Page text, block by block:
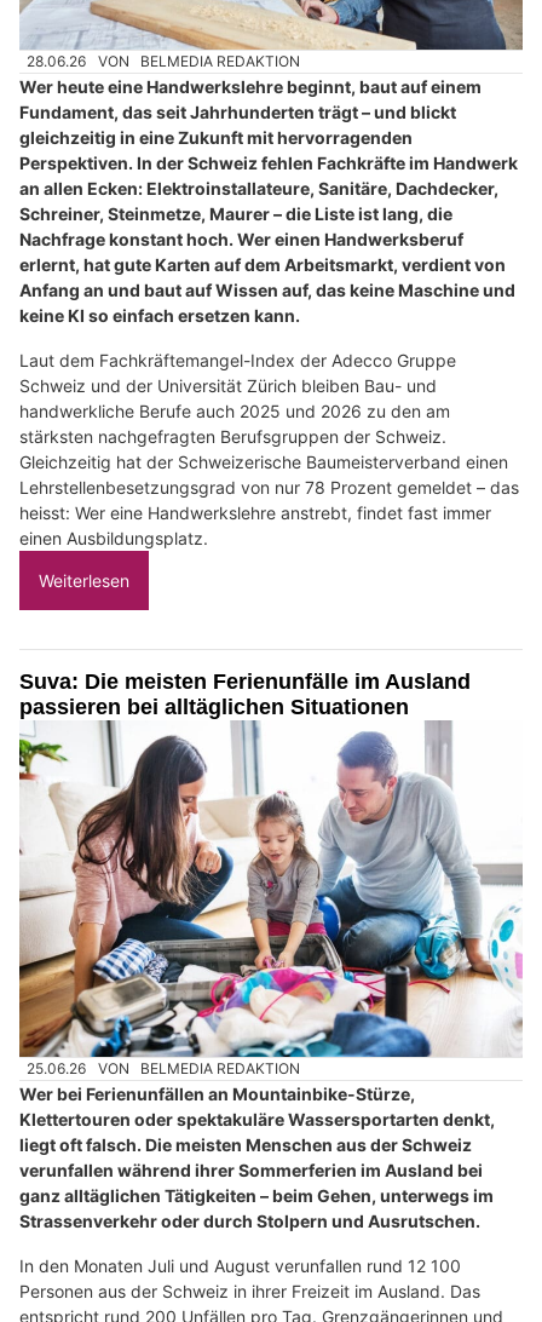
28.06.26 VON BELMEDIA REDAKTION
Wer heute eine Handwerkslehre beginnt, baut auf einem
Fundament, das seit Jahrhunderten trägt – und blickt
gleichzeitig in eine Zukunft mit hervorragenden
Perspektiven. In der Schweiz fehlen Fachkräfte im Handwerk
an allen Ecken: Elektroinstallateure, Sanitäre, Dachdecker,
Schreiner, Steinmetze, Maurer – die Liste ist lang, die
Nachfrage konstant hoch. Wer einen Handwerksberuf
erlernt, hat gute Karten auf dem Arbeitsmarkt, verdient von
Anfang an und baut auf Wissen auf, das keine Maschine und
keine KI so einfach ersetzen kann.
Laut dem Fachkräftemangel-Index der Adecco Gruppe
Schweiz und der Universität Zürich bleiben Bau- und
handwerkliche Berufe auch 2025 und 2026 zu den am
stärksten nachgefragten Berufsgruppen der Schweiz.
Gleichzeitig hat der Schweizerische Baumeisterverband einen
Lehrstellenbesetzungsgrad von nur 78 Prozent gemeldet – das
heisst: Wer eine Handwerkslehre anstrebt, findet fast immer
einen Ausbildungsplatz.
Weiterlesen
Suva: Die meisten Ferienunfälle im Ausland
passieren bei alltäglichen Situationen
25.06.26 VON BELMEDIA REDAKTION
Wer bei Ferienunfällen an Mountainbike-Stürze,
Klettertouren oder spektakuläre Wassersportarten denkt,
liegt oft falsch. Die meisten Menschen aus der Schweiz
verunfallen während ihrer Sommerferien im Ausland bei
ganz alltäglichen Tätigkeiten – beim Gehen, unterwegs im
Strassenverkehr oder durch Stolpern und Ausrutschen.
In den Monaten Juli und August verunfallen rund 12 100
Personen aus der Schweiz in ihrer Freizeit im Ausland. Das
entspricht rund 200 Unfällen pro Tag. Grenzgängerinnen und